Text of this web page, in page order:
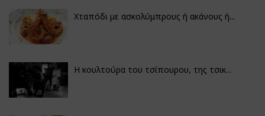
Χταπόδι με ασκολύμπρους ή ακάνους ή...
Η κουλτούρα του τσίπουρου, της τσικ...